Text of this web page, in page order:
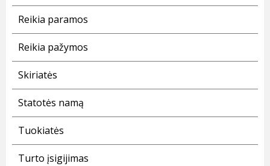
Reikia paramos
Reikia pažymos
Skiriatės
Statotės namą
Tuokiatės
Turto įsigijimas